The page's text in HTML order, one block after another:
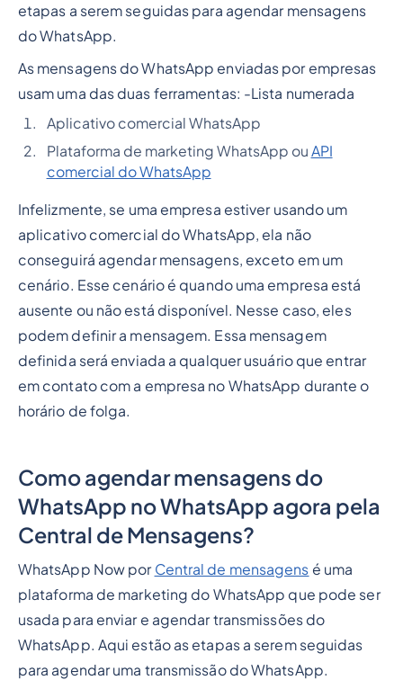
etapas a serem seguidas para agendar mensagens
do WhatsApp.
As mensagens do WhatsApp enviadas por empresas
usam uma das duas ferramentas: -Lista numerada
Aplicativo comercial WhatsApp
Plataforma de marketing WhatsApp ou API
comercial do WhatsApp
Infelizmente, se uma empresa estiver usando um
aplicativo comercial do WhatsApp, ela não
conseguirá agendar mensagens, exceto em um
cenário. Esse cenário é quando uma empresa está
ausente ou não está disponível. Nesse caso, eles
podem definir a mensagem. Essa mensagem
definida será enviada a qualquer usuário que entrar
em contato com a empresa no WhatsApp durante o
horário de folga.
Como agendar mensagens do
WhatsApp no WhatsApp agora pela
Central de Mensagens?
WhatsApp Now por Central de mensagens é uma
plataforma de marketing do WhatsApp que pode ser
usada para enviar e agendar transmissões do
WhatsApp. Aqui estão as etapas a serem seguidas
para agendar uma transmissão do WhatsApp.